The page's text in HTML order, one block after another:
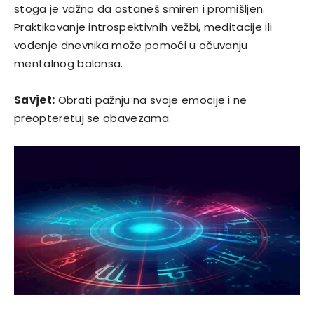
stoga je važno da ostaneš smiren i promišljen.
Praktikovanje introspektivnih vežbi, meditacije ili
vođenje dnevnika može pomoći u očuvanju
mentalnog balansa.
Savjet: Obrati pažnju na svoje emocije i ne
preopteretuj se obavezama.